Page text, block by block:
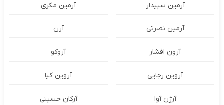
آرمین سپیدار آرمین مکری
آرمین نصرتی آرن
آرون افشار آروکو
آروین رجایی آروین کیا
آرژن آوا آرکان حسینی